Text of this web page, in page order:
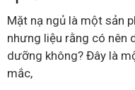
Mặt nạ ngủ là một sản
nhưng liệu rằng có nên
dưỡng không? Đây là
mắc,